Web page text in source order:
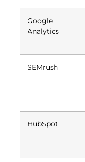
Google
Analytics
SEMrush
HubSpot